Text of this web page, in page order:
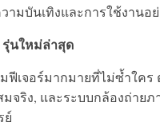
วามบันเทิงและการใช้งาน
รุ่นใหม่ล่าสุด
มฟีเจอร์มากมายที่ไม่ซ้ำใ
จริง, และระบบกล้องถ่า
ย์